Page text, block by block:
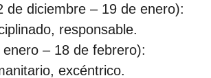
de diciembre – 19 de enero):
responsable.
– 18 de febrero):
excéntrico.